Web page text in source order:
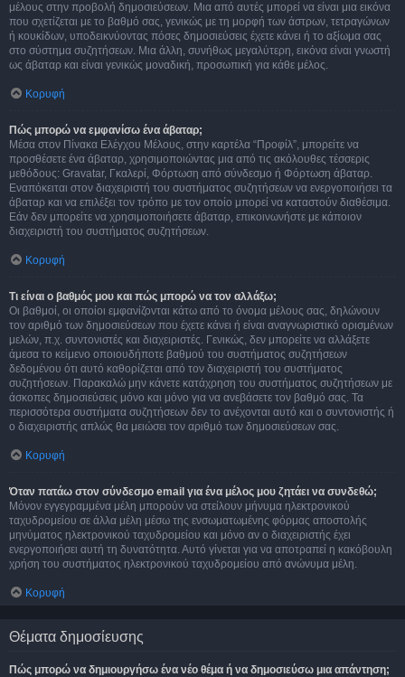
μέλους στην προβολή δημοσιεύσεων. Μια από αυτές μπορεί να είναι μια εικόνα
που σχετίζεται με το βαθμό σας, γενικώς με τη μορφή των άστρων, τετραγώνων
ή κουκίδων, υποδεικνύοντας πόσες δημοσιεύσεις έχετε κάνει ή το αξίωμα σας
στο σύστημα συζητήσεων. Μια άλλη, συνήθως μεγαλύτερη, εικόνα είναι γνωστή
ως άβαταρ και είναι γενικώς μοναδική, προσωπική για κάθε μέλος.
Κορυφή
Πώς μπορώ να εμφανίσω ένα άβαταρ;
Μέσα στον Πίνακα Ελέγχου Μέλους, στην καρτέλα “Προφίλ”, μπορείτε να
προσθέσετε ένα άβαταρ, χρησιμοποιώντας μια από τις ακόλουθες τέσσερις
μεθόδους: Gravatar, Γκαλερί, Φόρτωση από σύνδεσμο ή Φόρτωση άβαταρ.
Εναπόκειται στον διαχειριστή του συστήματος συζητήσεων να ενεργοποιήσει τα
άβαταρ και να επιλέξει τον τρόπο με τον οποίο μπορεί να καταστούν διαθέσιμα.
Εάν δεν μπορείτε να χρησιμοποιήσετε άβαταρ, επικοινωνήστε με κάποιον
διαχειριστή του συστήματος συζητήσεων.
Κορυφή
Τι είναι ο βαθμός μου και πώς μπορώ να τον αλλάξω;
Οι βαθμοί, οι οποίοι εμφανίζονται κάτω από το όνομα μέλους σας, δηλώνουν
τον αριθμό των δημοσιεύσεων που έχετε κάνει ή είναι αναγνωριστικό ορισμένων
μελών, π.χ. συντονιστές και διαχειριστές. Γενικώς, δεν μπορείτε να αλλάξετε
άμεσα το κείμενο οποιουδήποτε βαθμού του συστήματος συζητήσεων
δεδομένου ότι αυτό καθορίζεται από τον διαχειριστή του συστήματος
συζητήσεων. Παρακαλώ μην κάνετε κατάχρηση του συστήματος συζητήσεων με
άσκοπες δημοσιεύσεις μόνο και μόνο για να ανεβάσετε τον βαθμό σας. Τα
περισσότερα συστήματα συζητήσεων δεν το ανέχονται αυτό και ο συντονιστής ή
ο διαχειριστής απλώς θα μειώσει τον αριθμό των δημοσιεύσεων σας.
Κορυφή
Όταν πατάω στον σύνδεσμο email για ένα μέλος μου ζητάει να συνδεθώ;
Μόνον εγγεγραμμένα μέλη μπορούν να στείλουν μήνυμα ηλεκτρονικού
ταχυδρομείου σε άλλα μέλη μέσω της ενσωματωμένης φόρμας αποστολής
μηνύματος ηλεκτρονικού ταχυδρομείου και μόνο αν ο διαχειριστής έχει
ενεργοποιήσει αυτή τη δυνατότητα. Αυτό γίνεται για να αποτραπεί η κακόβουλη
χρήση του συστήματος ηλεκτρονικού ταχυδρομείου από ανώνυμα μέλη.
Κορυφή
Θέματα δημοσίευσης
Πώς μπορώ να δημιουργήσω ένα νέο θέμα ή να δημοσιεύσω μια απάντηση;